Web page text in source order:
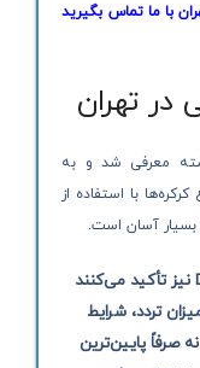
با ما تماس بگیرید
در تهران
معرفی شد و به
با استفاده از
بسیار آسان است.
متخصصان انجمن بین‌المللی DASMA نیز تأکید می‌کنند
تردد، شرایط
صرفاً پایین‌ترین